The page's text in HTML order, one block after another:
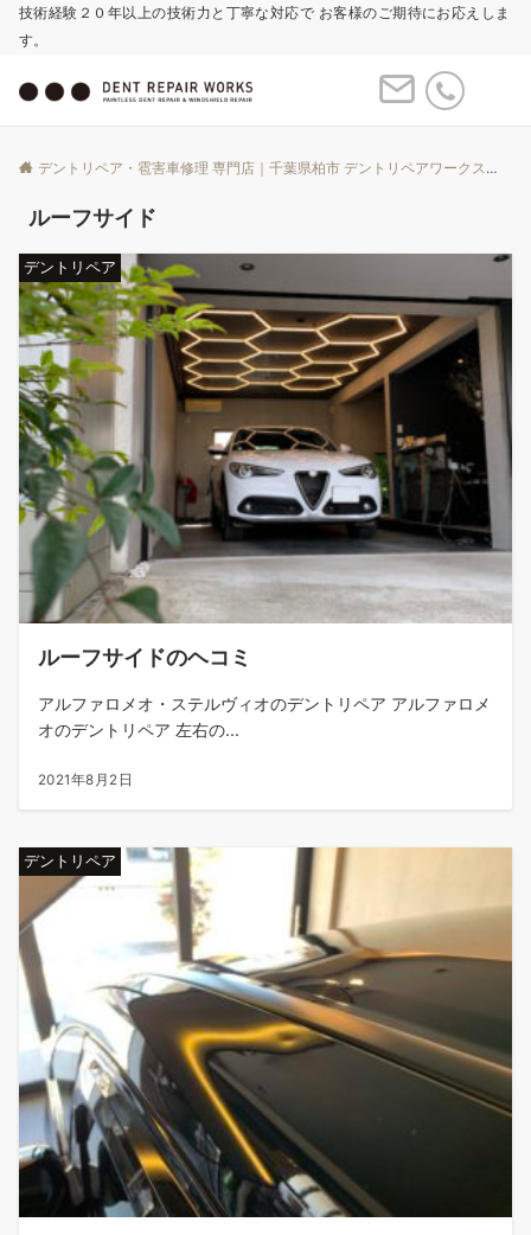
技術経験２０年以上の技術力と丁寧な対応で お客様のご期待にお応えしま
す。
デントリペア・雹害車修理 専門店｜千葉県柏市 デントリペアワークス
ルーフサイド
デントリペア
ルーフサイドのヘコミ
アルファロメオ・ステルヴィオのデントリペア アルファロメ
オのデントリペア 左右の...
2021年8月2日
デントリペア